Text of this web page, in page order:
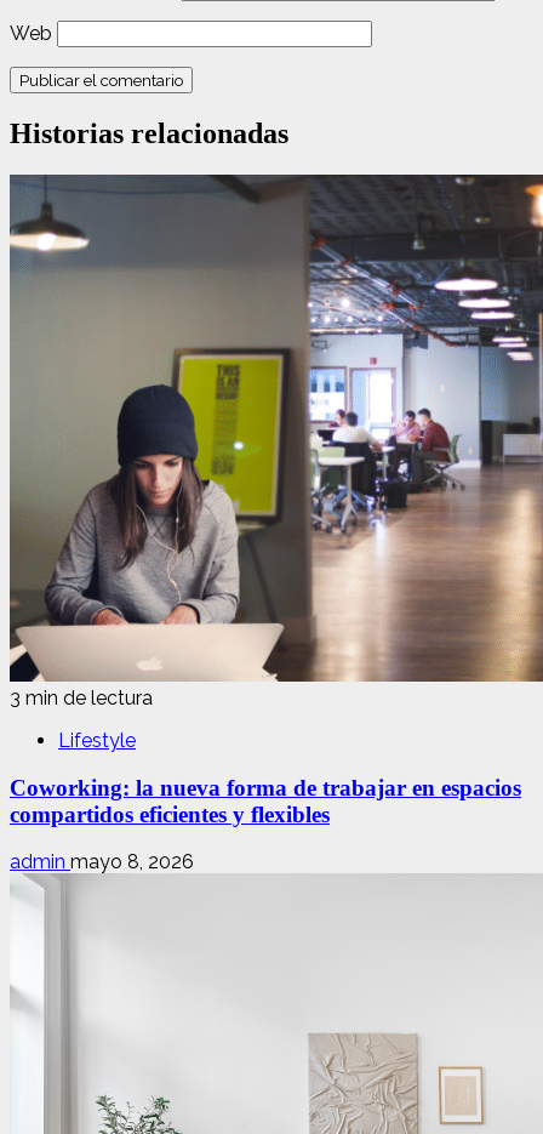
Web
Historias relacionadas
3 min de lectura
Lifestyle
Coworking: la nueva forma de trabajar en espacios
compartidos eficientes y flexibles
admin mayo 8, 2026